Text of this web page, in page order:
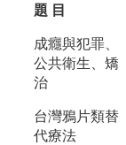
題 目
成癮與犯罪、
公共衛生、矯
治
台灣鴉片類替
代療法